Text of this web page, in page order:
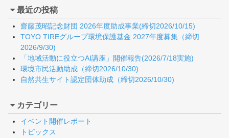
最近の投稿
齋藤茂昭記念財団 2026年度助成事業(締切2026/10/15)
TOYO TIREグループ環境保護基金 2027年度募集（締切
2026/9/30)
「地域活動に役立つAI講座」開催報告(2026/7/18実施)
環境市民活動助成（締切2026/10/30)
自然共生サイト認定団体助成（締切2026/10/30)
カテゴリー
イベント開催レポート
トピックス